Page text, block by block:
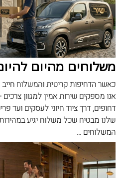
משלוחים מהיום
כאשר הדחיפות קריטית והמשלוח חייב
אנו מספקים שירות אמין למגוון
דחופים, דרך ציוד חיוני לעסקים ועד
שלנו מבטיח שכל משלוח יגיע
המשלוחים ...